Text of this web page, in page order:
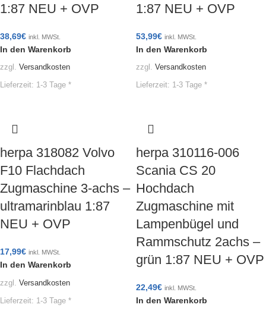
1:87 NEU + OVP
38,69€ inkl. MWSt.
In den Warenkorb
zzgl. Versandkosten
Lieferzeit: 1-3 Tage *
1:87 NEU + OVP
53,99€ inkl. MWSt.
In den Warenkorb
zzgl. Versandkosten
Lieferzeit: 1-3 Tage *
herpa 318082 Volvo
F10 Flachdach
Zugmaschine 3-achs –
ultramarinblau 1:87
NEU + OVP
17,99€ inkl. MWSt.
In den Warenkorb
zzgl. Versandkosten
Lieferzeit: 1-3 Tage *
herpa 310116-006
Scania CS 20
Hochdach
Zugmaschine mit
Lampenbügel und
Rammschutz 2achs –
grün 1:87 NEU + OVP
22,49€ inkl. MWSt.
In den Warenkorb